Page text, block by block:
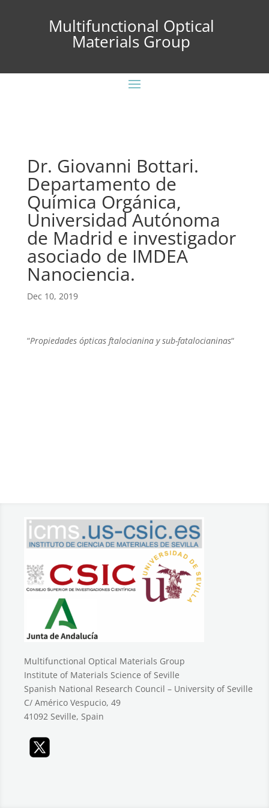
Multifunctional Optical
Materials Group
Dr. Giovanni Bottari.
Departamento de
Química Orgánica,
Universidad Autónoma
de Madrid e investigador
asociado de IMDEA
Nanociencia.
Dec 10, 2019
“Propiedades ópticas ftalocianina y sub-fatalocianinas“
Multifunctional Optical Materials Group
Institute of Materials Science of Seville
Spanish National Research Council – University of Seville
C/ Américo Vespucio, 49
41092 Seville, Spain